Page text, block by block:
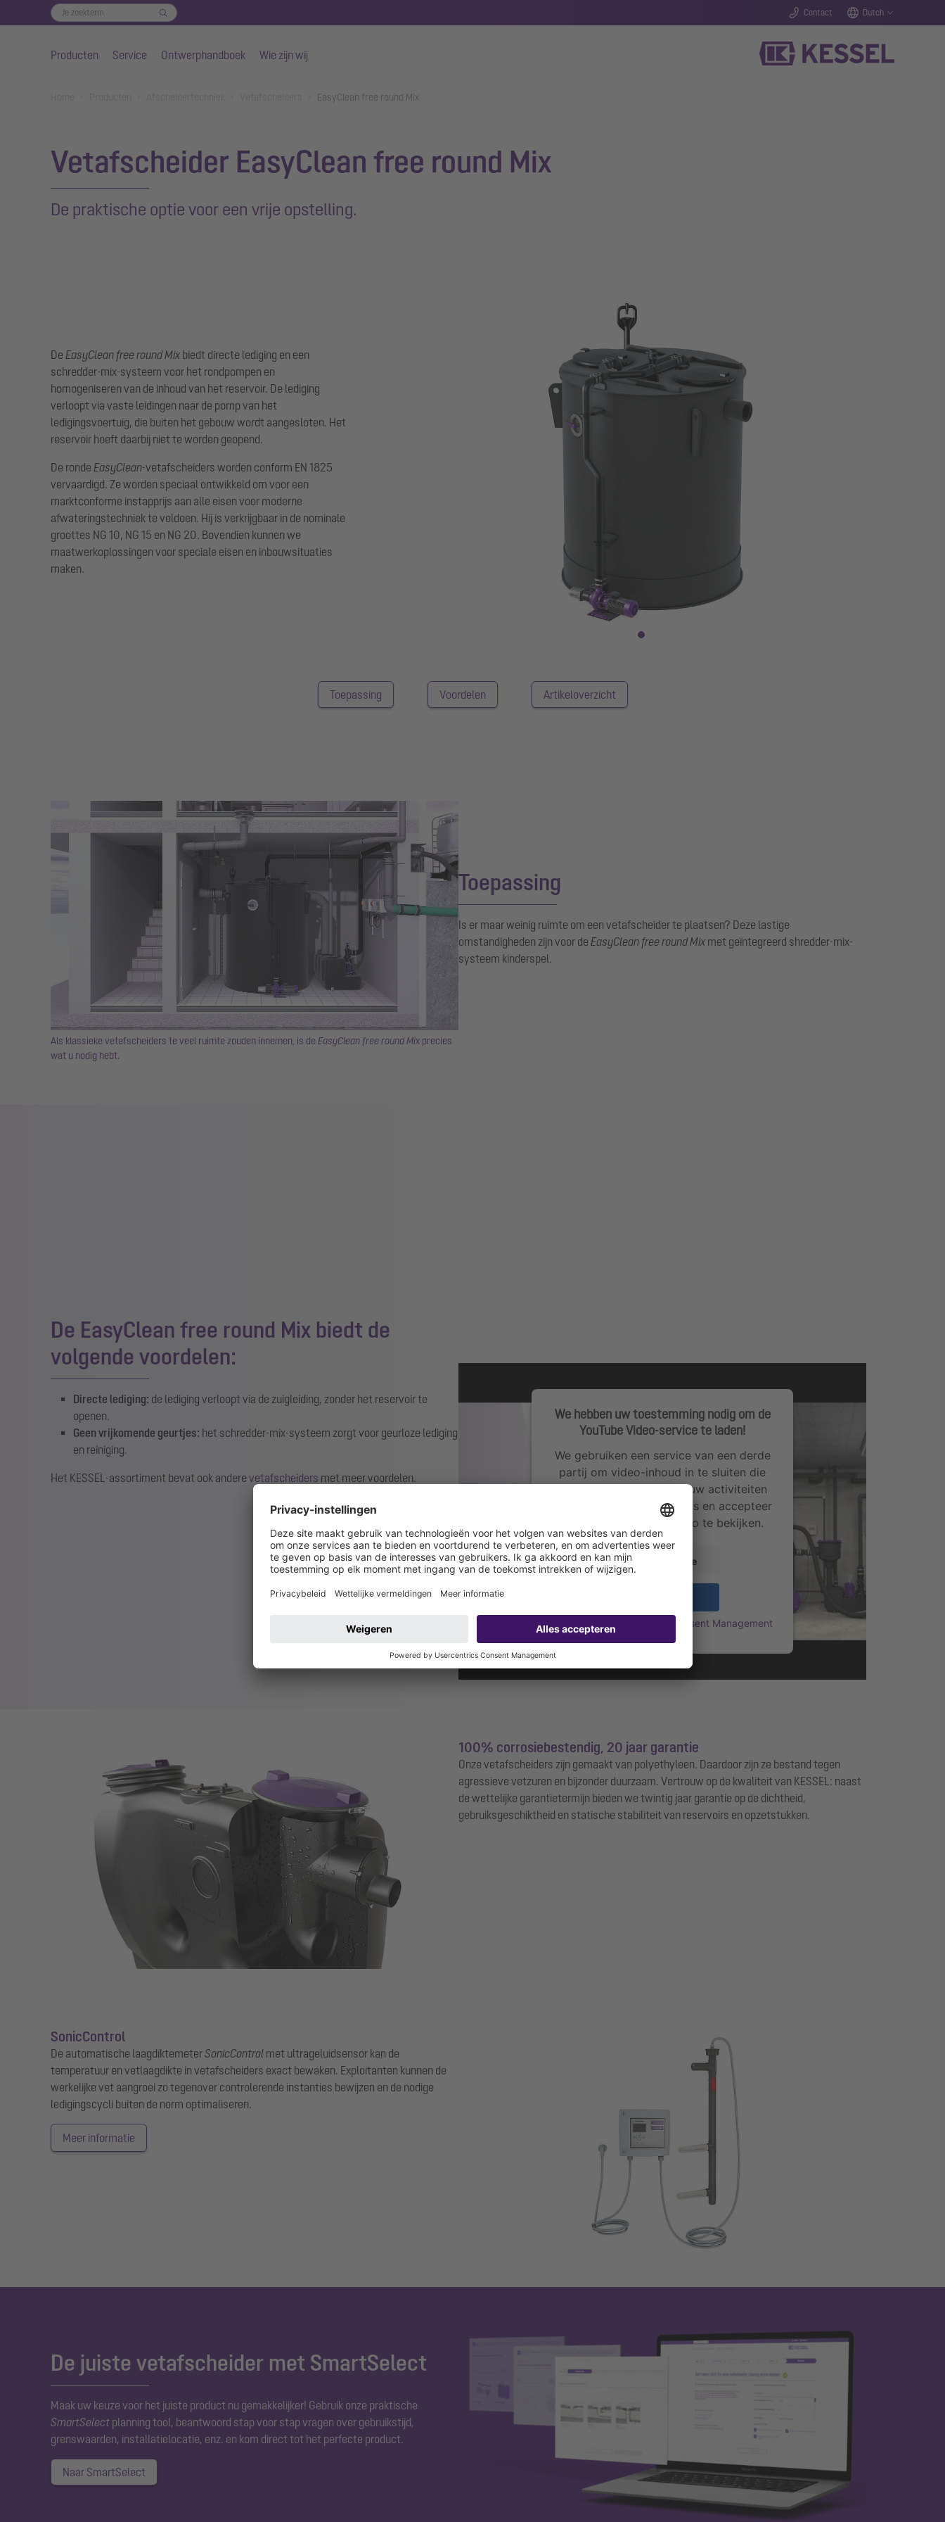
Contact Dutch
Producten Service Ontwerphandboek Wie zijn wij
EasyClean free round Mix
Vetafscheider EasyClean free round Mix
De praktische optie voor een vrije opstelling.
De EasyClean free round Mix biedt directe lediging en een
schredder-mix-systeem voor het rondpompen en
homogeniseren van de inhoud van het reservoir. De lediging
verloopt via vaste leidingen naar de pomp van het
ledigingsvoertuig, die buiten het gebouw wordt aangesloten. Het
reservoir hoeft daarbij niet te worden geopend.
De ronde EasyClean-vetafscheiders worden conform EN 1825
vervaardigd. Ze worden speciaal ontwikkeld om voor een
marktconforme instapprijs aan alle eisen voor moderne
afwateringstechniek te voldoen. Hij is verkrijgbaar in de nominale
groottes NG 10, NG 15 en NG 20. Bovendien kunnen we
maatwerkoplossingen voor speciale eisen en inbouwsituaties
maken.
Toepassing Voordelen Artikeloverzicht
Als klassieke vetafscheiders te veel ruimte zouden innemen, is deEasyClean free round Mix precies
wat u nodig hebt.
Toepassing
Is er maar weinig ruimte om een vetafscheider te plaatsen? Deze lastige
omstandigheden zijn voor de EasyClean free round Mix met geïntegreerd shredder-mix-
systeem kinderspel.
We hebben uw toestemming nodig om de
YouTube Video-service te laden!
We gebruiken een service van een derde
partij om video-inhoud in te sluiten die
mogelijk gegevens over uw activiteiten
verzamelt. Bekijk de details en accepteer
de service om deze video te bekijken.
Meer informatie
powered by
Usercentrics Consent Management
Platform
De EasyClean free round Mix biedt de
volgende voordelen:
Directe lediging: de lediging verloopt via de zuigleiding, zonder het reservoir te
openen.
Geen vrijkomende geurtjes: het schredder-mix-systeem zorgt voor geurloze lediging
en reiniging.
Het KESSEL-assortiment bevat ook andere vetafscheiders met meer voordelen.
100% corrosiebestendig, 20 jaar garantie
Onze vetafscheiders zijn gemaakt van polyethyleen. Daardoor zijn ze bestand tegen
agressieve vetzuren en bijzonder duurzaam. Vertrouw op de kwaliteit van KESSEL: naast
de wettelijke garantietermijn bieden we twintig jaar garantie op de dichtheid,
gebruiksgeschiktheid en statische stabiliteit van reservoirs en opzetstukken.
SonicControl
De automatische laagdiktemeterSonicControl met ultrageluidsensor kan de
temperatuur en vetlaagdikte in vetafscheiders exact bewaken. Exploitanten kunnen de
werkelijke vet aangroei zo tegenover controlerende instanties bewijzen en de nodige
ledigingscycli buiten de norm optimaliseren.
Meer informatie
De juiste vetafscheider met SmartSelect
Maak uw keuze voor het juiste product nu gemakkelijker! Gebruik onze praktische
SmartSelect planning tool, beantwoord stap voor stap vragen over gebruikstijd,
grenswaarden, installatielocatie, enz. en kom direct tot het perfecte product.
Naar SmartSelect